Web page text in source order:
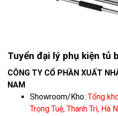
Tuyển đại lý phụ kiện tủ
CÔNG TY CỔ PHẦN XUẤT
NAM
Showroom/Kho: Tổng
Trọng Tuệ, Thanh Trì, Hà